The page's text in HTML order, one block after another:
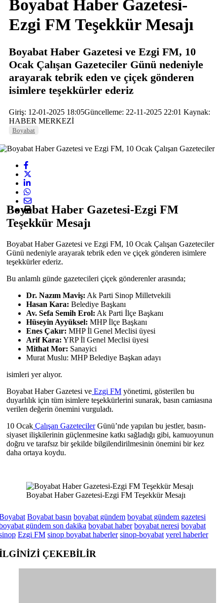
Boyabat Haber Gazetesi-
Ezgi FM Teşekkür Mesajı
Boyabat Haber Gazetesi ve Ezgi FM, 10
Ocak Çalışan Gazeteciler Günü nedeniyle
arayarak tebrik eden ve çiçek gönderen
isimlere teşekkürler ederiz
Giriş: 12-01-2025 18:05Güncelleme: 22-11-2025 22:01 Kaynak:
HABER MERKEZİ
Boyabat
Boyabat Haber Gazetesi-Ezgi FM
Teşekkür Mesajı
Boyabat Haber Gazetesi ve Ezgi FM, 10 Ocak Çalışan Gazeteciler
Günü nedeniyle arayarak tebrik eden ve çiçek gönderen isimlere
teşekkürler ederiz.
Bu anlamlı günde gazetecileri çiçek gönderenler arasında;
Dr. Nazım Maviş: Ak Parti Sinop Milletvekili
Hasan Kara: Belediye Başkanı
Av. Sefa Semih Erol: Ak Parti İlçe Başkanı
Hüseyin Ayyüksel: MHP İlçe Başkanı
Enes Çakır: MHP İl Genel Meclisi üyesi
Arif Kara: YRP İl Genel Meclisi üyesi
Mithat Mor: Sanayici
Murat Muslu: MHP Belediye Başkan adayı
isimleri yer alıyor.
Boyabat Haber Gazetesi ve Ezgi FM yönetimi, gösterilen bu
duyarlılık için tüm isimlere teşekkürlerini sunarak, basın camiasına
verilen değerin önemini vurguladı.
10 Ocak Çalışan GazetecilerGünü’nde yapılan bu jestler, basın-
siyaset ilişkilerinin güçlenmesine katkı sağladığı gibi, kamuoyunun
doğru ve tarafsız bir şekilde bilgilendirilmesinin önemini bir kez
daha ortaya koydu.
Boyabat Haber Gazetesi-Ezgi FM Teşekkür Mesajı
Boyabat basın boyabat gündem boyabat gündem gazetesi
gündem son dakika boyabat haber boyabat neresi boyabat
Ezgi FM sinop boyabat haberler sinop-boyabat yerel haberler
ÇEKEBİLİR